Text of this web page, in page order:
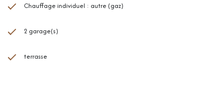
Chauffage individuel : autre (gaz)
2 garage(s)
terrasse